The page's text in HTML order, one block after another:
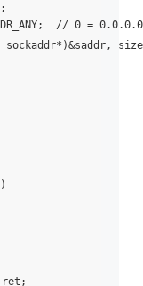
// 0 = 0.0.0.0
sockaddr*)&saddr,
ret;